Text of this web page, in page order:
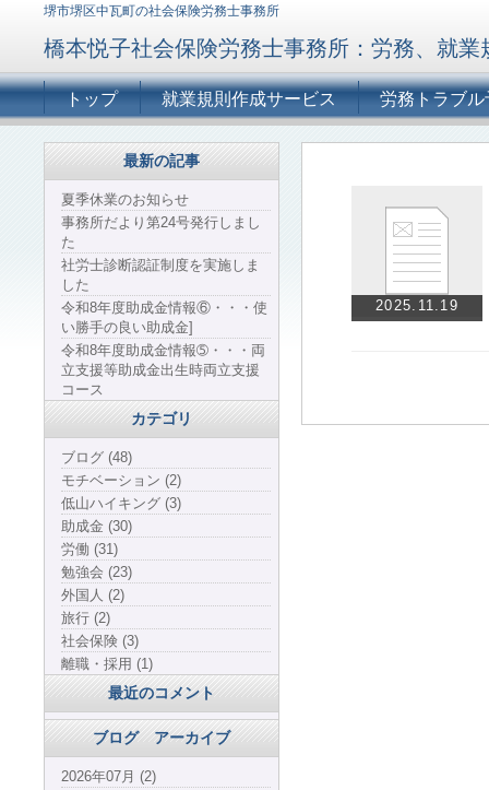
堺市堺区中瓦町の社会保険労務士事務所
橋本悦子社会保険労務士事務所：労務、就業
トップ 就業規則作成サービス 労務トラブル
2025.11.19
最新の記事
夏季休業のお知らせ
事務所だより第24号発行しまし
た
社労士診断認証制度を実施しま
した
令和8年度助成金情報⑥・・・使
い勝手の良い助成金]
令和8年度助成金情報➄・・・両
立支援等助成金出生時両立支援
コース
カテゴリ
ブログ (48)
モチベーション (2)
低山ハイキング (3)
助成金 (30)
労働 (31)
勉強会 (23)
外国人 (2)
旅行 (2)
社会保険 (3)
離職・採用 (1)
最近のコメント
ブログ アーカイブ
2026年07月 (2)